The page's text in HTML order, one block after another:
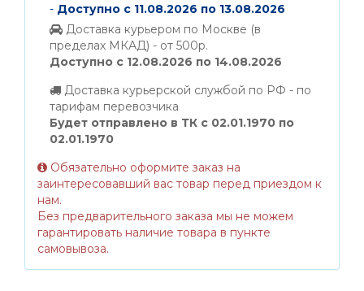
- Доступно с 11.08.2026 по 13.08.2026
Доставка курьером по Москве (в
пределах МКАД) - от 500р.
Доступно с 12.08.2026 по 14.08.2026
Доставка курьерской службой по РФ - по
тарифам перевозчика
Будет отправлено в ТК с 02.01.1970 по
02.01.1970
Обязательно оформите заказ на
заинтересовавший вас товар перед приездом к
нам.
Без предварительного заказа мы не можем
гарантировать наличие товара в пункте
самовывоза.